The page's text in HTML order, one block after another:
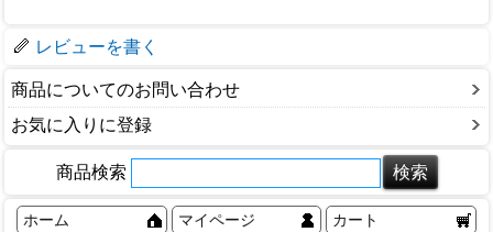
レビューを書く
商品についてのお問い合わせ
お気に入りに登録
商品検索
ホーム マイページ カート